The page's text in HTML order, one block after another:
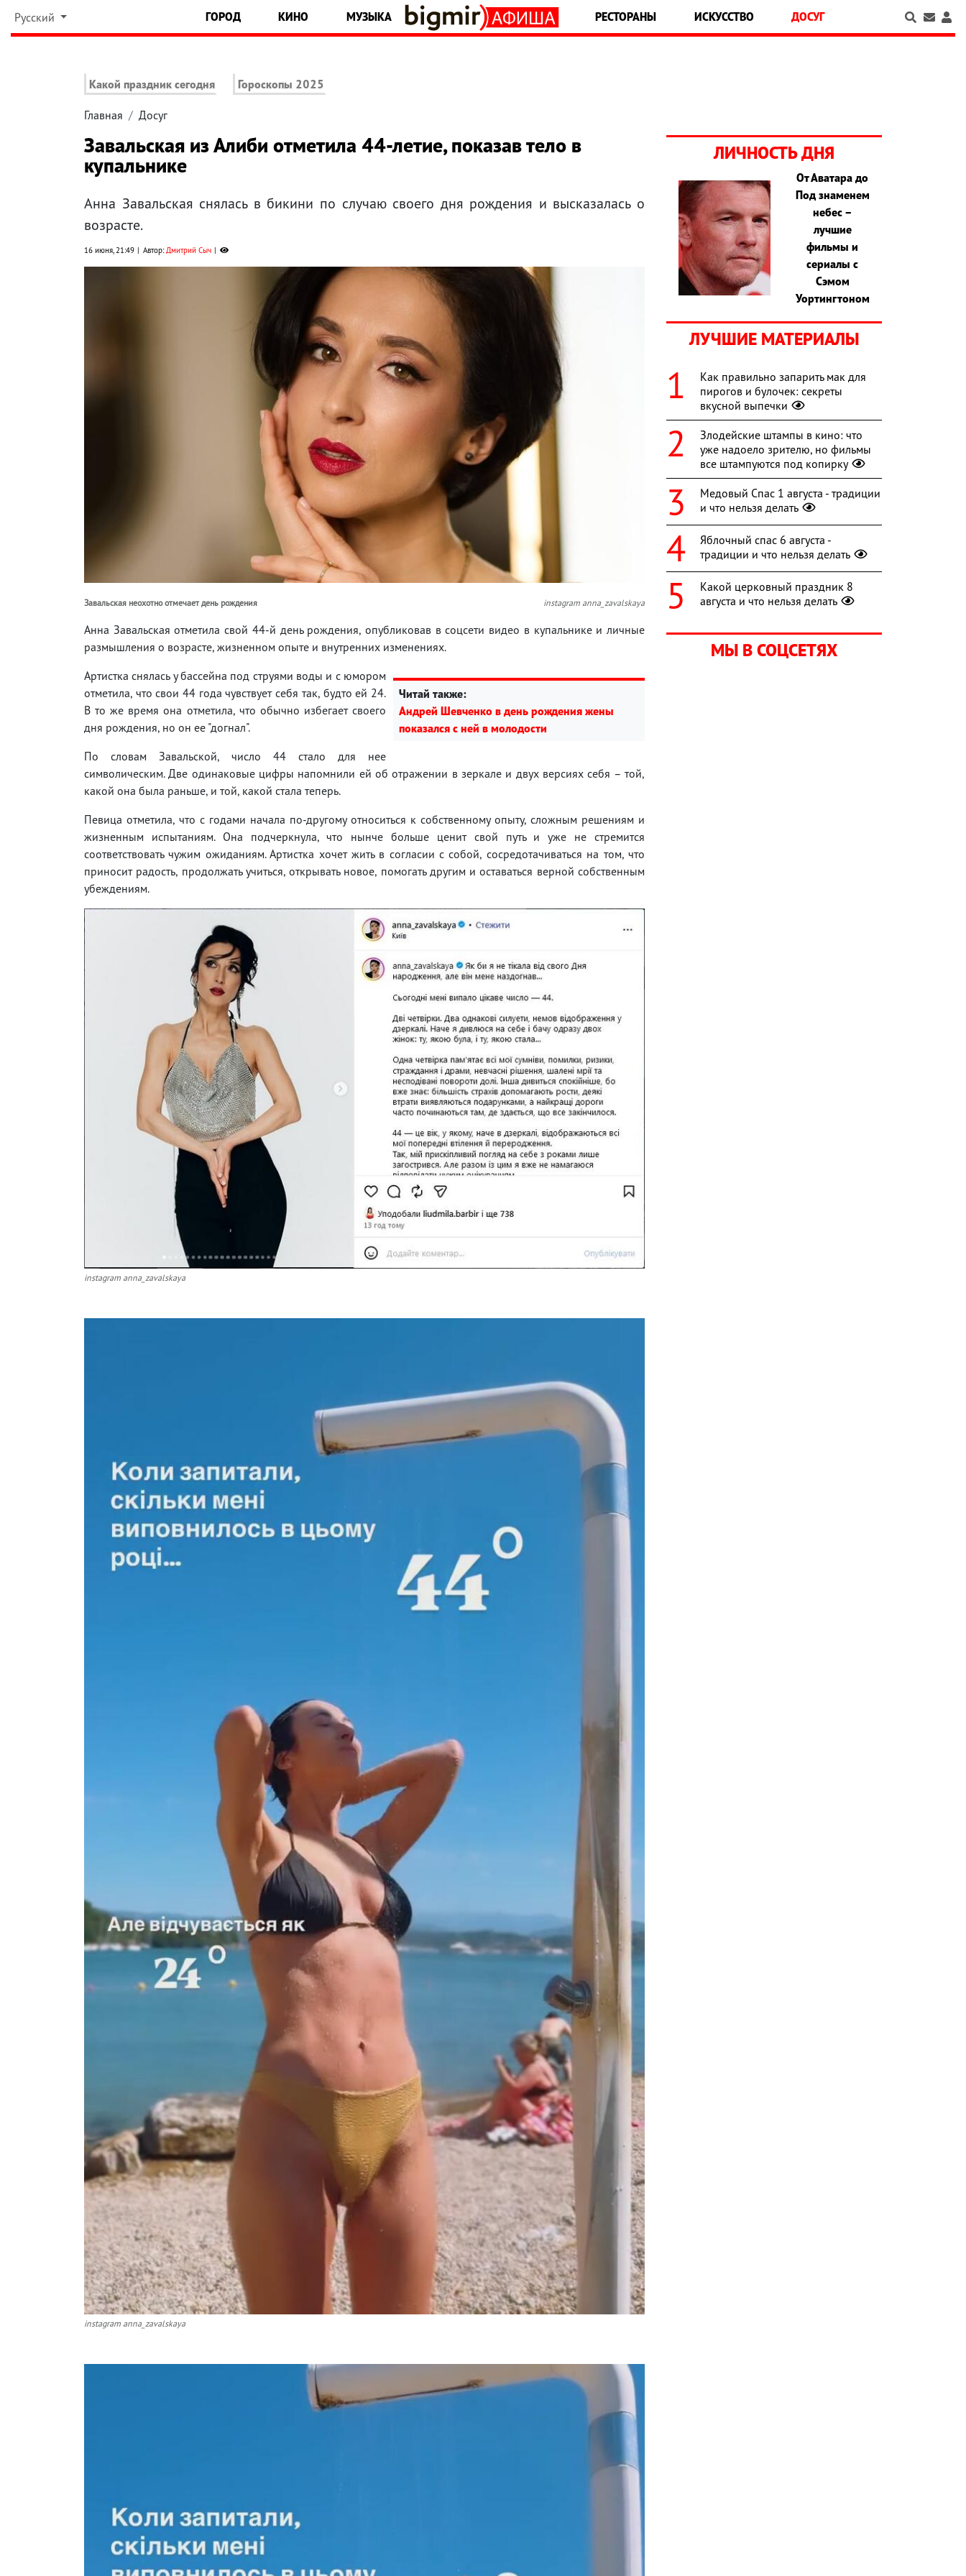
Русский ГОРОД КИНО МУЗЫКА РЕСТОРАНЫ ИСКУССТВО ДОСУГ
Какой праздник сегодня Гороскопы 2025
Главная Досуг
Завальская из Алиби отметила 44-летие, показав тело в
купальнике
Анна Завальская снялась в бикини по случаю своего дня рождения и высказалась о
возрасте.
16 июня, 21:49 Автор:Дмитрий Сыч
Завальская неохотно отмечает день рождения instagram anna_zavalskaya
Анна Завальская отметила свой 44-й день рождения, опубликовав в соцсети видео в купальнике и личные
размышления о возрасте, жизненном опыте и внутренних изменениях.
Читай также:
Андрей Шевченко в день рождения жены
показался с ней в молодости
Артистка снялась у бассейна под струями воды и с юмором
отметила, что свои 44 года чувствует себя так, будто ей 24.
В то же время она отметила, что обычно избегает своего
дня рождения, но он ее "догнал".
По словам Завальской, число 44 стало для нее
символическим. Две одинаковые цифры напомнили ей об отражении в зеркале и двух версиях себя – той,
какой она была раньше, и той, какой стала теперь.
Певица отметила, что с годами начала по-другому относиться к собственному опыту, сложным решениям и
жизненным испытаниям. Она подчеркнула, что нынче больше ценит свой путь и уже не стремится
соответствовать чужим ожиданиям. Артистка хочет жить в согласии с собой, сосредотачиваться на том, что
приносит радость, продолжать учиться, открывать новое, помогать другим и оставаться верной собственным
убеждениям.
instagram anna_zavalskaya
instagram anna_zavalskaya
ЛИЧНОСТЬ ДНЯ
От Аватара до
Под знаменем
небес –
лучшие
фильмы и
сериалы с
Сэмом
Уортингтоном
ЛУЧШИЕ МАТЕРИАЛЫ
Как правильно запарить мак для
пирогов и булочек: секреты
вкусной выпечки
Злодейские штампы в кино: что
уже надоело зрителю, но фильмы
все штампуются под копирку
Медовый Спас 1 августа - традиции
и что нельзя делать
Яблочный спас 6 августа -
традиции и что нельзя делать
Какой церковный праздник 8
августа и что нельзя делать
МЫ В СОЦСЕТЯХ